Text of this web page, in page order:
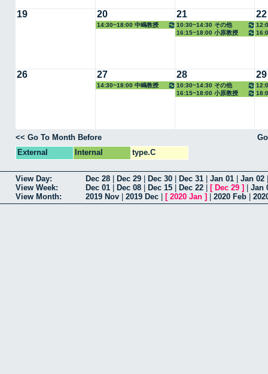
19 20
14:30~18:00 中嶋教授
21
10:30~14:30 その他
16:15~18:00 小原教授
22
26 27
14:30~18:00 中嶋教授
28
10:30~14:30 その他
16:15~18:00 小原教授
29
<< Go To Month Before
External
Internal type.C
View Day: Dec 28 Dec 29 Dec 30 Dec 31 Jan 01 Jan 02
View Week:
Dec 01 Dec 08 Dec 15 Dec 22 [ Dec 29 ]
Jan
View Month:
2019 Nov 2019 Dec [ 2020 Jan ] 2020 Feb